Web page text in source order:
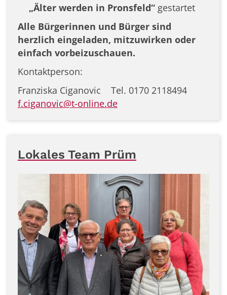
„Älter werden in Pronsfeld“ gestartet
Alle Bürgerinnen und Bürger sind
herzlich eingeladen, mitzuwirken oder
einfach vorbeizuschauen.
Kontaktperson:
Franziska Ciganovic Tel. 0170 2118494
f.ciganovic@t-online.de
Lokales Team Prüm